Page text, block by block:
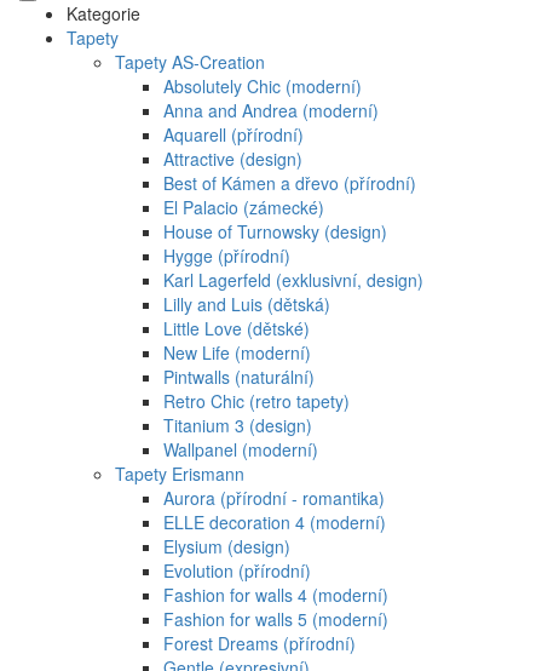
Kategorie
Tapety
Tapety AS-Creation
Absolutely Chic (moderní)
Anna and Andrea (moderní)
Aquarell (přírodní)
Attractive (design)
Best of Kámen a dřevo (přírodní)
El Palacio (zámecké)
House of Turnowsky (design)
Hygge (přírodní)
Karl Lagerfeld (exklusivní, design)
Lilly and Luis (dětská)
Little Love (dětské)
New Life (moderní)
Pintwalls (naturální)
Retro Chic (retro tapety)
Titanium 3 (design)
Wallpanel (moderní)
Tapety Erismann
Aurora (přírodní - romantika)
ELLE decoration 4 (moderní)
Elysium (design)
Evolution (přírodní)
Fashion for walls 4 (moderní)
Fashion for walls 5 (moderní)
Forest Dreams (přírodní)